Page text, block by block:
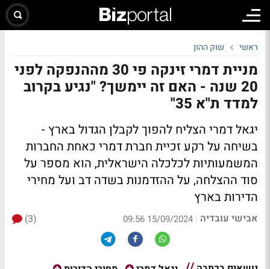
ראשי שוק ההון
מניית דמרי זינקה פי 30 מההנפקה לפני
20 שנה - האם זה יימשך? "נגיע בקרוב
למדד ת"א 35"
יגאל דמרי הצליח להפוך לקבלן הגדול בארץ -
בשיחה על רקע זכיית חברת דמרי כאחת החברות
המשמעותיות לכלכלה הישראלית, הוא מספר על
סוד ההצלחה, על ההזדמנות בשדה דב ועל מחירי
הדירות בארץ
אבישי עובדיה |
15/09/2024 09:56
(3)